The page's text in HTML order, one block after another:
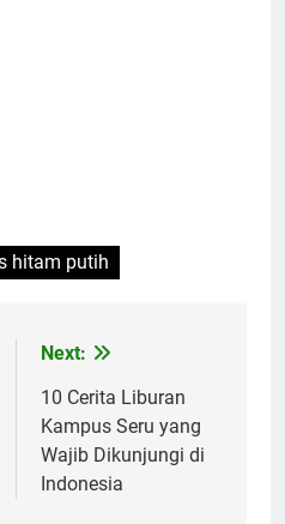
hitam putih
Next:
10 Cerita Liburan
Kampus Seru yang
Wajib Dikunjungi di
Indonesia